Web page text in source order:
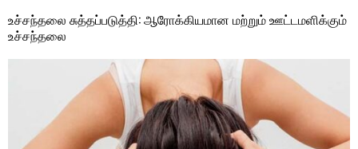
உச்சந்தலை சுத்தப்படுத்தி: ஆரோக்கியமான மற்றும் ஊட்டமளிக்கும்
உச்சந்தலை